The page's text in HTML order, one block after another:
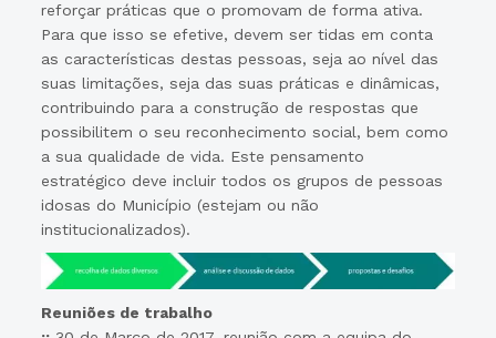
reforçar práticas que o promovam de forma ativa.
Para que isso se efetive, devem ser tidas em conta
as características destas pessoas, seja ao nível das
suas limitações, seja das suas práticas e dinâmicas,
contribuindo para a construção de respostas que
possibilitem o seu reconhecimento social, bem como
a sua qualidade de vida. Este pensamento
estratégico deve incluir todos os grupos de pessoas
idosas do Município (estejam ou não
institucionalizados).
Reuniões de trabalho